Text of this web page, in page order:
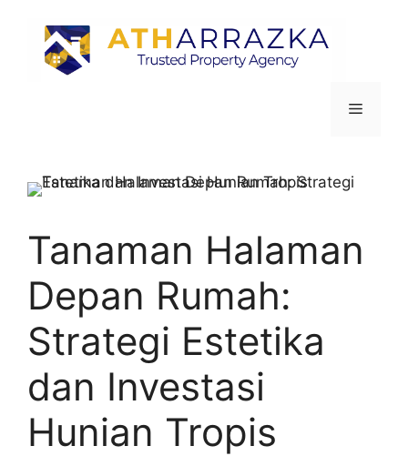
Tanaman Halaman
Depan Rumah:
Strategi Estetika
dan Investasi
Hunian Tropis